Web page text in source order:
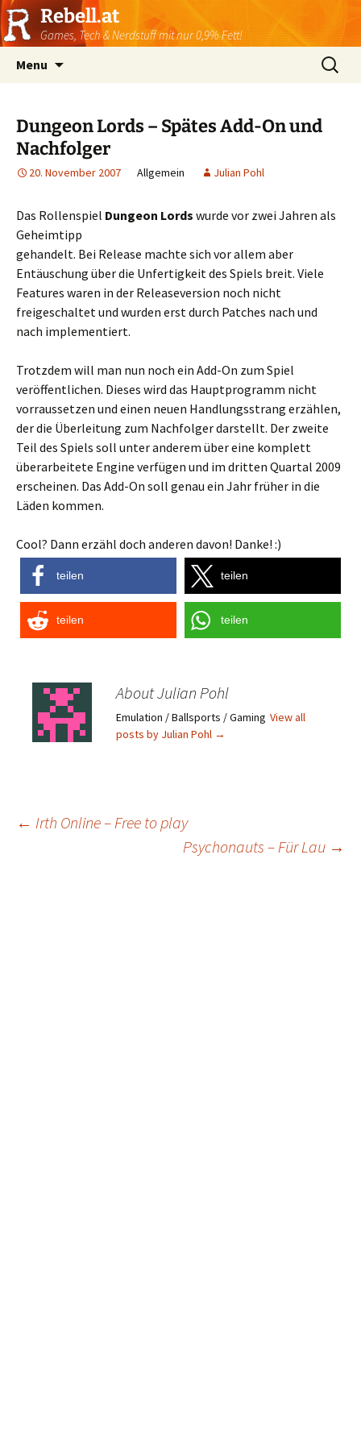
Rebell.at
Games, Tech & Nerdstuff mit nur 0,9% Fett!
Menu
Suchen
nach:
Dungeon Lords – Spätes Add-On und
Nachfolger
20. November 2007 Allgemein Julian Pohl
Das Rollenspiel Dungeon Lords wurde vor zwei Jahren als
Geheimtipp
gehandelt. Bei Release machte sich vor allem aber
Entäuschung über die Unfertigkeit des Spiels breit. Viele
Features waren in der Releaseversion noch nicht
freigeschaltet und wurden erst durch Patches nach und
nach implementiert.
Trotzdem will man nun noch ein Add-On zum Spiel
veröffentlichen. Dieses wird das Hauptprogramm nicht
vorraussetzen und einen neuen Handlungsstrang erzählen,
der die Überleitung zum Nachfolger darstellt. Der zweite
Teil des Spiels soll unter anderem über eine komplett
überarbeitete Engine verfügen und im dritten Quartal 2009
erscheinen. Das Add-On soll genau ein Jahr früher in die
Läden kommen.
Cool? Dann erzähl doch anderen davon! Danke! :)
teilen teilen
teilen teilen
About Julian Pohl
Emulation / Ballsports / Gaming View all
posts by Julian Pohl →
Post
← Irth Online – Free to play
Psychonauts – Für Lau →